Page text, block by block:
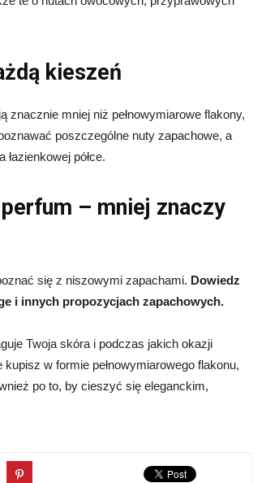
kieszeń
mniej niż pełnowymiarowe flakony,
poszczególne nuty zapachowe, a
półce.
– mniej znaczy
się z niszowymi zapachami. Dowiedz
i innych propozycjach zapachowych.
Twoja skóra i podczas jakich okazji
w formie pełnowymiarowego flakonu,
po to, by cieszyć się eleganckim,